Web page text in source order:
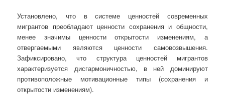
Установлено, что в системе ценностей современных
мигрантов преобладают ценности сохранения и общности,
менее значимы ценности открытости изменениям, а
отвергаемыми являются ценности самовозвышения.
Зафиксировано, что структура ценностей мигрантов
характеризуется дисгармоничностью, в ней доминируют
противоположные мотивационные типы (сохранения и
открытости изменениям).